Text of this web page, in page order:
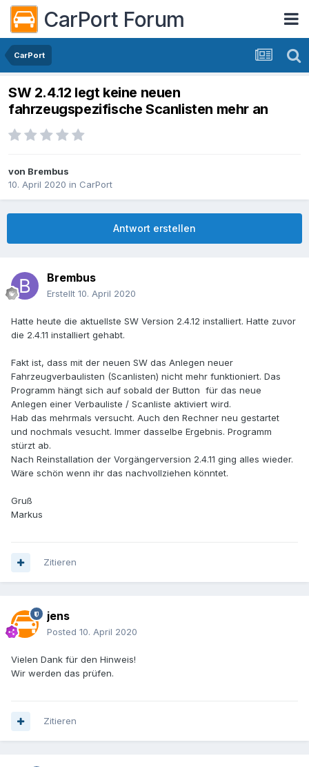
CarPort Forum
CarPort
SW 2.4.12 legt keine neuen
fahrzeugspezifische Scanlisten mehr an
von Brembus
10. April 2020 in CarPort
Antwort erstellen
Brembus
Erstellt 10. April 2020
Hatte heute die aktuellste SW Version 2.4.12 installiert. Hatte zuvor
die 2.4.11 installiert gehabt.
Fakt ist, dass mit der neuen SW das Anlegen neuer
Fahrzeugverbaulisten (Scanlisten) nicht mehr funktioniert. Das
Programm hängt sich auf sobald der Button für das neue
Anlegen einer Verbauliste / Scanliste aktiviert wird.
Hab das mehrmals versucht. Auch den Rechner neu gestartet
und nochmals vesucht. Immer dasselbe Ergebnis. Programm
stürzt ab.
Nach Reinstallation der Vorgängerversion 2.4.11 ging alles wieder.
Wäre schön wenn ihr das nachvollziehen könntet.
Gruß
Markus
Zitieren
jens
Posted 10. April 2020
Vielen Dank für den Hinweis!
Wir werden das prüfen.
Zitieren